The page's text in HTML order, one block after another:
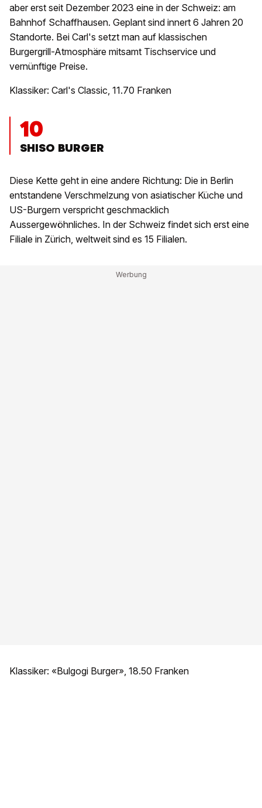
aber erst seit Dezember 2023 eine in der Schweiz: am
Bahnhof Schaffhausen. Geplant sind innert 6 Jahren 20
Standorte. Bei Carl's setzt man auf klassischen
Burgergrill-Atmosphäre mitsamt Tischservice und
vernünftige Preise.
Klassiker: Carl's Classic, 11.70 Franken
10
SHISO BURGER
Diese Kette geht in eine andere Richtung: Die in Berlin
entstandene Verschmelzung von asiatischer Küche und
US-Burgern verspricht geschmacklich
Aussergewöhnliches. In der Schweiz findet sich erst eine
Filiale in Zürich, weltweit sind es 15 Filialen.
Klassiker: «Bulgogi Burger», 18.50 Franken